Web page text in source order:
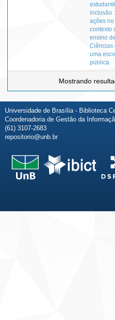
inclusão :
ações no
contexto
ensino de
Ciências
uma
pública
Mostrando
Universidade de Brasília - Biblioteca
Coordenadoria de Gestão da
(61) 3107-2683
repositorio@unb.br